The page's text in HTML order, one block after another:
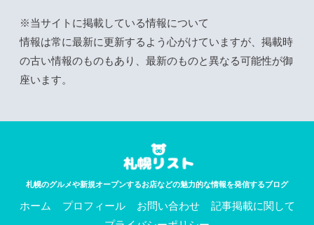
※当サイトに掲載している情報について
情報は常に最新に更新するよう心がけていますが、掲載時
の古い情報のものもあり、最新のものと異なる可能性が御
座います。
札幌のグルメや新規オープンするお店などの魅力的な情報を発信するブログ
ホーム プロフィール お問い合わせ
記事掲載に関して